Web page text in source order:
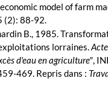
model of farm
(2): 88-92.
B., 1985.
lorraines.
d'eau en agriculture",
469. Repris dans :